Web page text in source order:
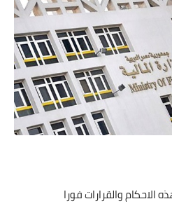
الاحكام والقرارات فورا